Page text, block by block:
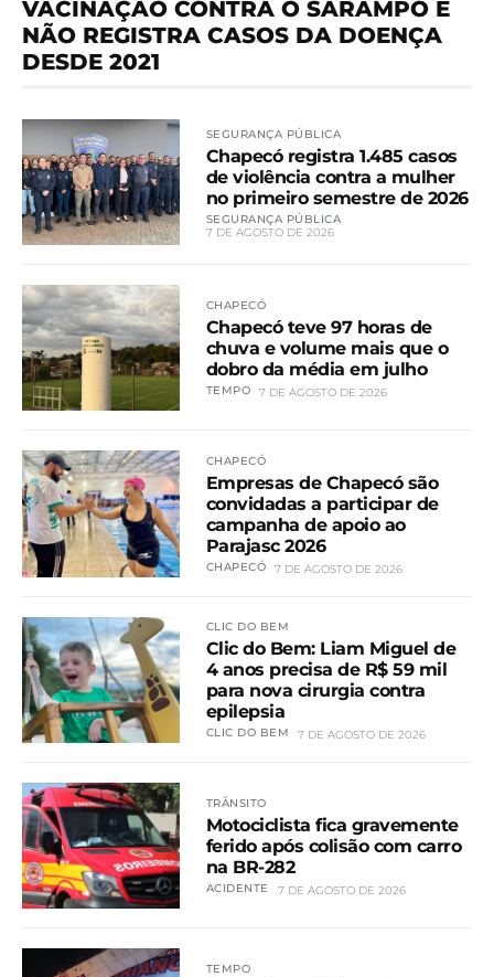
VACINAÇÃO CONTRA O SARAMPO E
NÃO REGISTRA CASOS DA DOENÇA
DESDE 2021
SEGURANÇA PÚBLICA
Chapecó registra 1.485 casos
de violência contra a mulher
no primeiro semestre de 2026
SEGURANÇA PÚBLICA
7 DE AGOSTO DE 2026
CHAPECÓ
Chapecó teve 97 horas de
chuva e volume mais que o
dobro da média em julho
TEMPO 7 DE AGOSTO DE 2026
CHAPECÓ
Empresas de Chapecó são
convidadas a participar de
campanha de apoio ao
Parajasc 2026
CHAPECÓ 7 DE AGOSTO DE 2026
CLIC DO BEM
Clic do Bem: Liam Miguel de
4 anos precisa de R$ 59 mil
para nova cirurgia contra
epilepsia
CLIC DO BEM 7 DE AGOSTO DE 2026
TRÂNSITO
Motociclista fica gravemente
ferido após colisão com carro
na BR-282
ACIDENTE 7 DE AGOSTO DE 2026
TEMPO